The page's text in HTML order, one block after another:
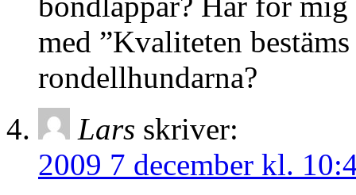
med ”Kvaliteten
rondellhundarna?
Lars skriver:
2009 7 december kl.